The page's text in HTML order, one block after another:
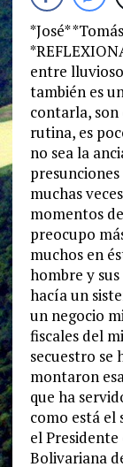
*José* *Tomás* *Pinto Marrero.* *SEGUIMOS* *REFLEXIONANDO* .Siguen pasando los días entre lluviosos y soldados, la dicha de seguir vivo también es una experiencia necesaria para contarla, son días que a veces cambian pero no la rutina, es poco lo que un preso puede soñar que no sea la anciada libertad, sus ideas, temores, presunciones siempre están de manifiesto, muchas veces la expresan pero también hay momentos de mutismo y resentimiento, me preocupo más por los inocentes y miren que hay muchos en éstos recintos, aquí conoces al hombre y sus sentimientos y su profundo odio hacía un sistema injusto, estar preso constituye un negocio millonario para policías, jueces y fiscales del ministerio público, no sé si con mi secuestro se hizo bien o mal para los que montaron esa trama contra mi, pero lo cierto es que ha servido para hacer una radiografía de como está el sistema de Justicia en nuestro país, el Presidente constitucional de la República Bolivariana de Venezuela Nicolás Maduro ordenó una comisión presidencial con el objetivo de hacer una reforma en el sistema de Justicia en el país, tarea nada fácil para el camarada Diosdado Cabello quien debe enfrentarse a una verdadera mafia enquistada desde la IV República, creo que ya debe tener un informe detallado de todo lo que acontece en la administración de Justicia cáncer que requiere de una auténtica operación quirúrgica dónde deben caer todo aquél que distorsionó el contenido de nuestra carta magna, en verdad que la tarea que han desarrollado los Diputados y diputadas de está comisión en su primera etapa buscá descongestionar los centros de reclusión como depósito de seres humano, pero le da un golpe tremendo a la estructura financiera que ha Estado a su alrededor, lógico que habrá enfrentamiento entre el poder legislativo y el poder judicial y lo he visto en eso que han llamado plan cayapa que en primera instancia vino visiado y hoy estos compañeros Diputados y diputadas le han puesto orden, 60 días es muy poco para atacar a ese monstruo por ser un problema estructural y así lo entiendo, distintos entes del ejecutivo, ministros, gobernadores y otros personajes hablando en nombre del Presidente influyen en jueces y fiscales para producir sentencias que dejan en entre dicho la administración de Justicia. He vivido gracias al celestial lo que ha sido la prisión en los gobiernos adecos-copeyanos y tengo la desdicha de conocer nuestra administración de Justicia por ello puedo hacer comparaciones para poder entender el momento político que vivimos y si lo hacemos desde las perspectivas revolucionarias, crítica y descarnada podremos lograr avances en la concepción de un enfoque distinto en lo que se refiere a la administración de Justicia, y es necesario comenzar desde los mismos cuerpos policiales que en el fondo viven un proceso de descomposición que no ha parado en el tiempo, necesario es decir que ellos